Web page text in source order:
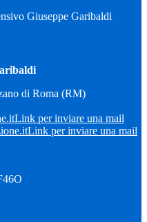
Giuseppe Garibaldi
di Roma (RM)
Link per inviare una mail
Link per inviare una mail